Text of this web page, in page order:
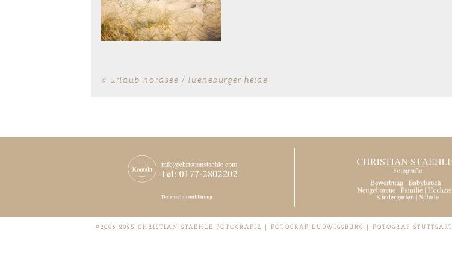
« urlaub nordsee / lueneburger heide
©2006-2025 CHRISTIAN STAEHLE FOTOGRAFIE | FOTOGRAF LUDWIGSBURG | FOTOGRAF STUTTGART